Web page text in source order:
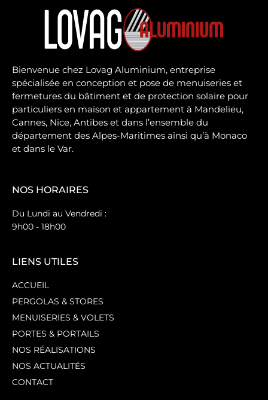
Bienvenue chez Lovag Aluminium, entreprise
spécialisée en conception et pose de menuiseries et
fermetures du bâtiment et de protection solaire pour
particuliers en maison et appartement à Mandelieu,
Cannes, Nice, Antibes et dans l’ensemble du
département des Alpes-Maritimes ainsi qu’à Monaco
et dans le Var.
NOS HORAIRES
Du Lundi au Vendredi :
9h00 - 18h00
LIENS UTILES
ACCUEIL
PERGOLAS & STORES
MENUISERIES & VOLETS
PORTES & PORTAILS
NOS RÉALISATIONS
NOS ACTUALITÉS
CONTACT